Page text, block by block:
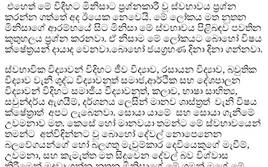
එහෙත් මේ විදිහට මිනිසාට ප්‍රශ්නකාරී වූ ස්වභාවය ප්‍රශ්න
කරන්න ගත්තේ අද ඊයෙක නෙවෙයි. මේ ලෝකය මත නුතන
මිනිසාගේ ආරම්භයේ සිට මිනිසා මේ ස්වභාවය පිළිබඳව පවතින
කුතුහලය ප්‍රශ්න කරනවා. ඒ නිසාම මේ ලෝකයට බොහෝ විෂය
ක්ෂේත්‍රයන් දායාද වෙනවා.බොහෝ ජයග්‍රහණ දිනා දිනා ගන්නවා.
ස්වභාවික විද්‍යාවන් විදිහට ජීව විද්‍යාව, රසායන විද්‍යාව, බවුතික
විද්‍යාව වැනි ශුද්ධ විද්‍යාවනුත් සමාජ,ආර්ථික සහ දේශපාලන
විද්‍යාවන් විදිහට සමාජීය විද්‍යාවනුත්, කලාව, භාෂා සාහිත්‍ය,
සවුන්දර්ය ඇගයීම්, දර්ශනය ලෙසින් මානව ශාස්ත්‍රත් වැනි විෂය
ක්ෂේත්‍රාත් අපට ලැබෙනවා. සොයා යාමේ සහ සොයා ගැනීමේ
උවමනාව මත. කෙසේ හෝ මානවයා තමන්ට මේ ස්වභාවයෙන්
තමන්ට අත්විඳින්නට වූ බොහෝ දේවල් නොපෙනෙන
බලවේගයන්ගේ හෝ බලගතු මැවුම්කාර දෙවියෙකුගේ මැවීම්,
උවමනා, සහ කැමැත්ත මත සිදුවෙන දේවල් බව විශ්වාස